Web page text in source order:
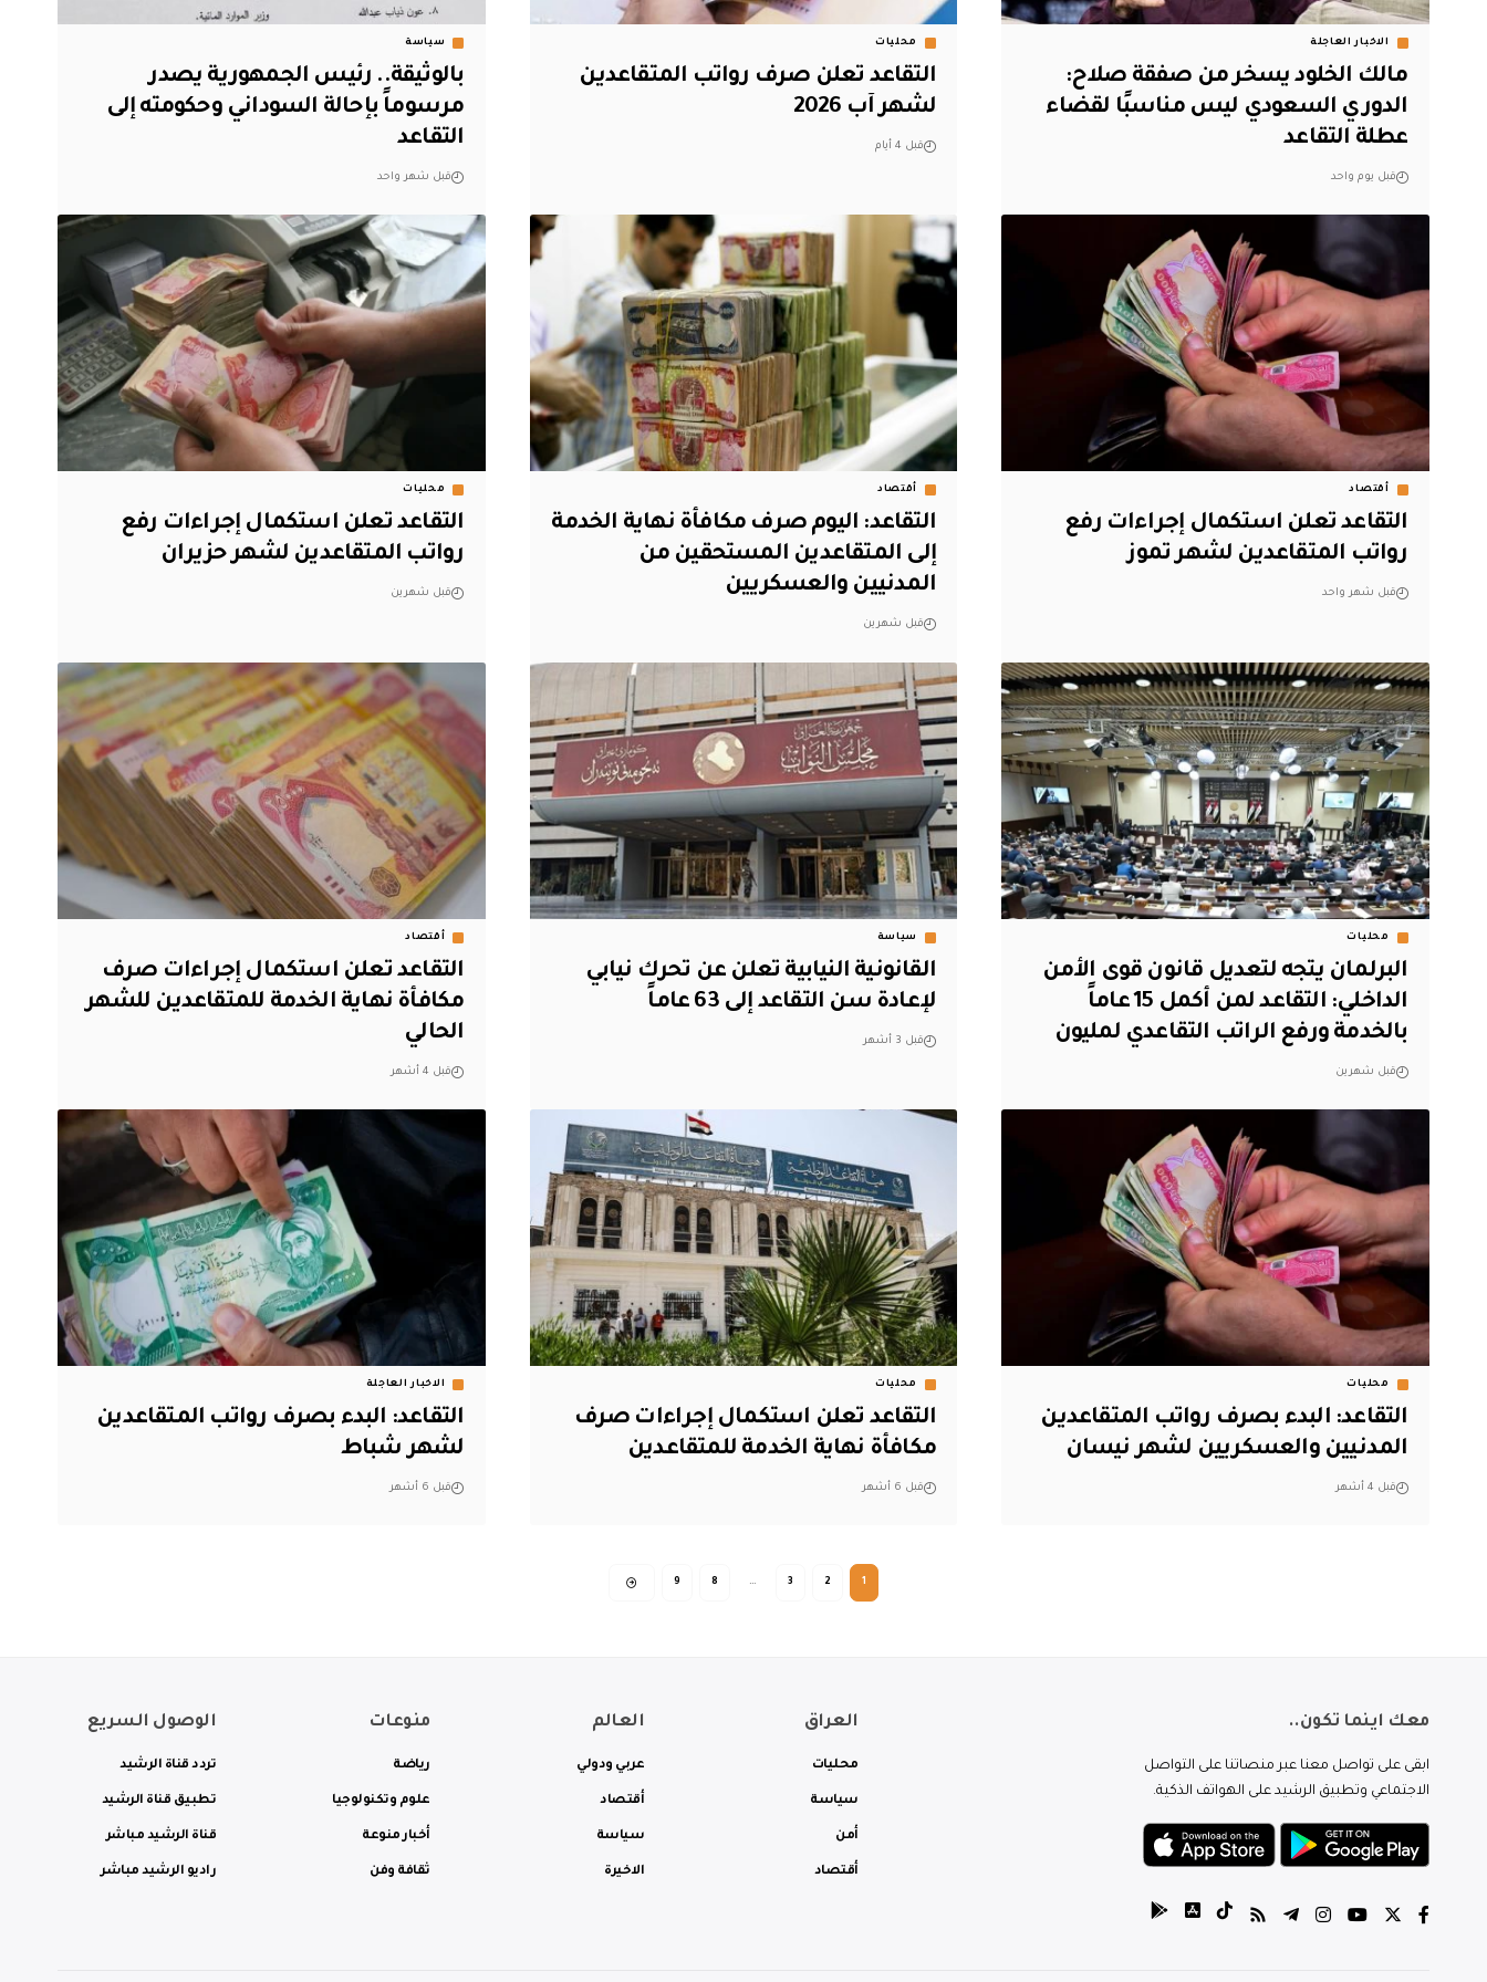
الاخبار العاجلة
مالك الخلود يسخر من صفقة صلاح:
الدوري السعودي ليس مناسبًا لقضاء
عطلة التقاعد
قبل يوم واحد
محليات
التقاعد تعلن صرف رواتب المتقاعدين
لشهر آب 2026
قبل 4 أيام
سياسة
بالوثيقة.. رئيس الجمهورية يصدر
مرسوماً بإحالة السوداني وحكومته إلى
التقاعد
قبل شهر واحد
أقتصاد
التقاعد تعلن استكمال إجراءات رفع
رواتب المتقاعدين لشهر تموز
قبل شهر واحد
أقتصاد
التقاعد: اليوم صرف مكافأة نهاية الخدمة
إلى المتقاعدين المستحقين من
المدنيين والعسكريين
قبل شهرين
محليات
التقاعد تعلن استكمال إجراءات رفع
رواتب المتقاعدين لشهر حزيران
قبل شهرين
محليات
البرلمان يتجه لتعديل قانون قوى الأمن
الداخلي: التقاعد لمن أكمل 15 عاماً
بالخدمة ورفع الراتب التقاعدي لمليون
قبل شهرين
سياسة
القانونية النيابية تعلن عن تحرك نيابي
لإعادة سن التقاعد إلى 63 عاماً
قبل 3 أشهر
أقتصاد
التقاعد تعلن استكمال إجراءات صرف
مكافأة نهاية الخدمة للمتقاعدين للشهر
الحالي
قبل 4 أشهر
محليات
التقاعد: البدء بصرف رواتب المتقاعدين
المدنيين والعسكريين لشهر نيسان
قبل 4 أشهر
محليات
التقاعد تعلن استكمال إجراءات صرف
مكافأة نهاية الخدمة للمتقاعدين
قبل 6 أشهر
الاخبار العاجلة
التقاعد: البدء بصرف رواتب المتقاعدين
لشهر شباط
قبل 6 أشهر
1
2
3
…
8
9
معك اينما تكون..
ابقى على تواصل معنا عبر منصاتنا على التواصل
الاجتماعي وتطبيق الرشيد على الهواتف الذكية.
العراق
محليات
سياسة
أمن
أقتصاد
العالم
عربي ودولي
أقتصاد
سياسة
الاخيرة
منوعات
رياضة
علوم وتكنولوجيا
أخبار منوعة
ثقافة وفن
الوصول السريع
تردد قناة الرشيد
تطبيق قناة الرشيد
قناة الرشيد مباشر
راديو الرشيد مباشر